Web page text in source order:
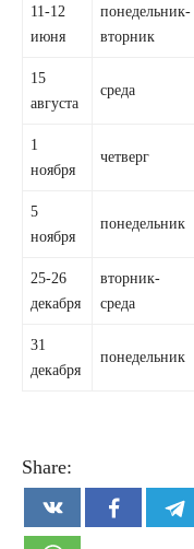
11-12
июня
понедельник-
вторник
15
августа
среда
1
ноября
четверг
5
ноября
понедельник
25-26
декабря
вторник-
среда
31
декабря
понедельник
Share: